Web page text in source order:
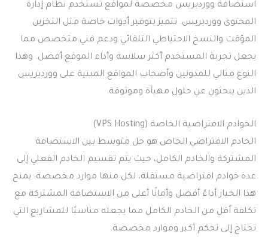
استضافة ووردبريس مخصصة لمواقع تستخدم نظام إدارة
المحتوى ووردبريس. تتميز بتوفير أدوات خاصة مثل التخزين
المؤقت والنسخ الاحتياطي التلقائي ودعم فني متخصص مما
يجعل تجربة المستخدم أكثر سلاسة وأداء الموقع أفضل. وهذا
النوع مثالي للمدونين وأصحاب المواقع المبنية على ووردبريس
الذين يبحثون عن حلول مهيأة وموثوقة.
الخوادم الافتراضية الخاصة (VPS Hosting)
الخادم الافتراضي الخاص هو حل متوسط بين الاستضافة
المشتركة والخادم الكامل، حيث يتم تقسيم الخادم الفعلي إلى
عدة خوادم افتراضية مستقلة، لكل منها موارد مخصصة. يمنح
هذا الخيار أداءً أفضل وأمانًا أعلى من الاستضافة المشتركة مع
تكلفة أقل من الخادم الكامل مما يجعله مناسبًا للمشاريع التي
تحتاج إلى تحكم أكبر وموارد مخصصة.